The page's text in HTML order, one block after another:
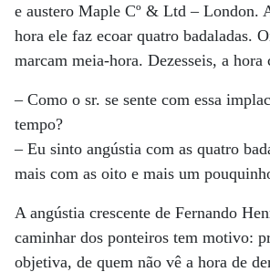
e austero Maple Cº & Ltd – London.
hora ele faz ecoar quatro badaladas.
marcam meia-hora. Dezesseis, a hora
– Como o sr. se sente com essa
tempo?
– Eu sinto angústia com as quatro
mais com as oito e mais um
A angústia crescente de Fernando
caminhar dos ponteiros tem motivo:
objetiva, de quem não vê a hora de